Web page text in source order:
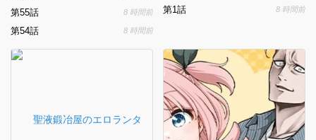
第55話 8 時間前
第54話 8 時間前
第1話 8 時間前